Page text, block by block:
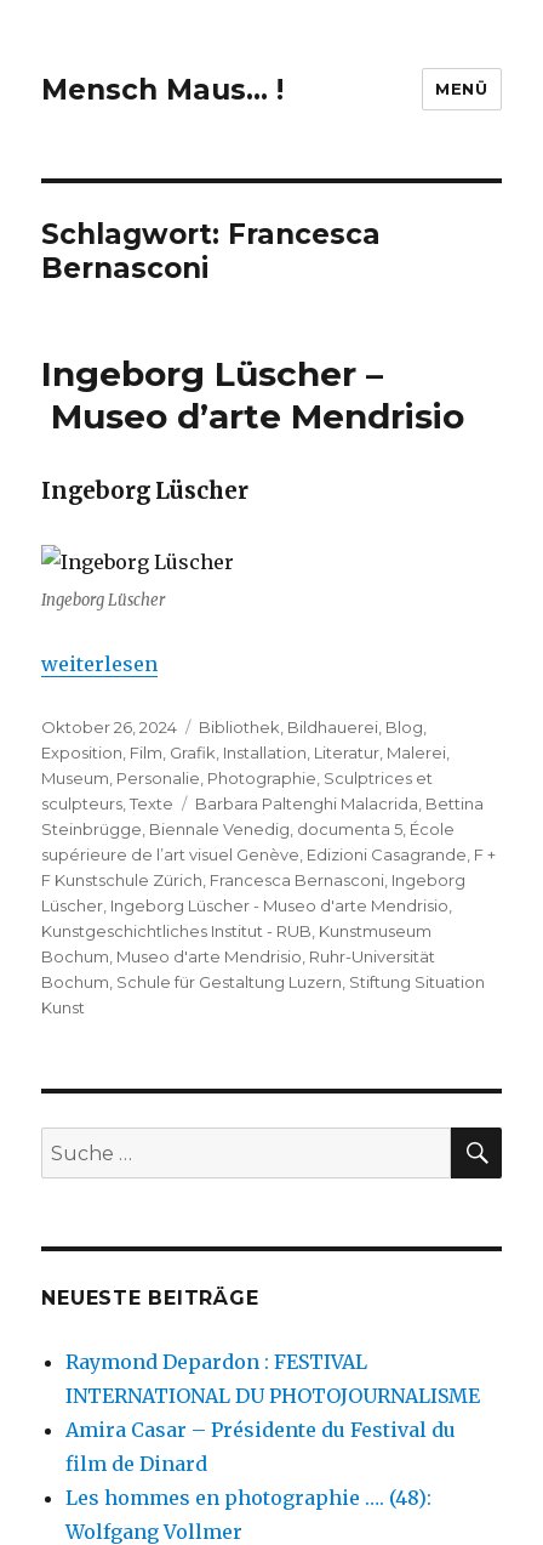
Mensch Maus… ! MENÜ
Schlagwort: Francesca
Bernasconi
Ingeborg Lüscher –
Museo d’arte Mendrisio
Ingeborg Lüscher
Ingeborg Lüscher
„Ingeborg Lüscher – Museo d’arte Mendrisio“
weiterlesen
Veröffentlicht
am
Oktober 26, 2024 Kategorien
Bibliothek Bildhauerei Blog
Exposition Film Grafik Installation Literatur Malerei
Museum Personalie Photographie Sculptrices et
sculpteurs ,Texte Schlagwörter
Barbara Paltenghi Malacrida Bettina
Steinbrügge Biennale Venedig documenta 5 École
supérieure de l’art visuel Genève Edizioni Casagrande F +
F Kunstschule Zürich Francesca Bernasconi Ingeborg
Lüscher Ingeborg Lüscher - Museo d'arte Mendrisio
Kunstgeschichtliches Institut - RUB Kunstmuseum
Bochum Museo d'arte Mendrisio Ruhr-Universität
Bochum Schule für Gestaltung Luzern Stiftung Situation
Kunst
Suche
nach:
NEUESTE BEITRÄGE
Raymond Depardon : FESTIVAL
INTERNATIONAL DU PHOTOJOURNALISME
Amira Casar – Présidente du Festival du
film de Dinard
Les hommes en photographie …. (48):
Wolfgang Vollmer